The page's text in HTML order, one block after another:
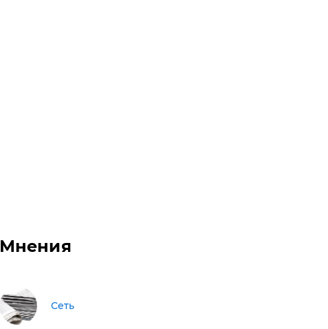
Мнения
Сеть